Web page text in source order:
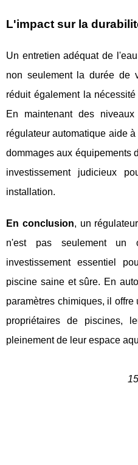
L'impact sur la
Un entretien adéquat de
non seulement la durée de
réduit également la
En maintenant des
régulateur automatique aide
dommages aux équipements
investissement judicieux
installation.
En conclusion, un
n'est pas seulement un
investissement essentiel
piscine saine et sûre. En
paramètres chimiques, il
propriétaires de piscines,
pleinement de leur espace